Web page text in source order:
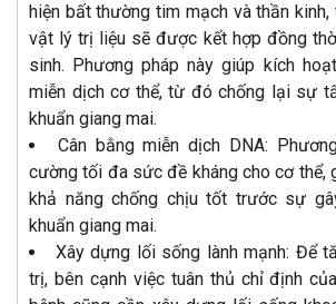
hiện bất thường tim mạch và thần
vật lý trị liệu sẽ được kết hợp đồng
sinh. Phương pháp này giúp kích
miễn dịch cơ thể, từ đó chống lại sự
khuẩn giang mai.
Cân bằng miễn dịch DNA:
cường tối đa sức đề kháng cho cơ thể,
khả năng chống chịu tốt trước sự
khuẩn giang mai.
Xây dựng lối sống lành mạnh: Để
trị, bên cạnh việc tuân thủ chỉ định